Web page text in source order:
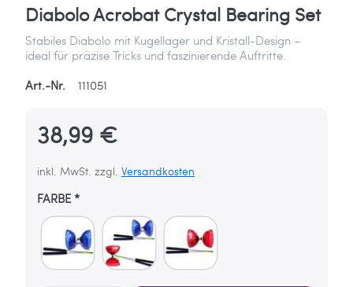
Diabolo Acrobat Crystal Bearing Set
Stabiles Diabolo mit Kugellager und Kristall-Design –
ideal für präzise Tricks und faszinierende Auftritte.
Art.-Nr.
111051
38,99 €
inkl. MwSt. zzgl. Versandkosten
FARBE